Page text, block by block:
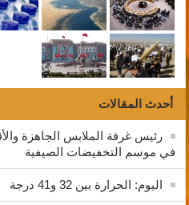
أحدث المقالات
رئيس غرفة الملابس الجاهزة
في موسم التخفيضات الصيفية
اليوم: الحرارة بين 32 و41 درجة